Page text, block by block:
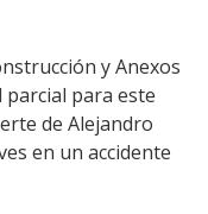
y Anexos
parcial para este
de Alejandro
en un accidente